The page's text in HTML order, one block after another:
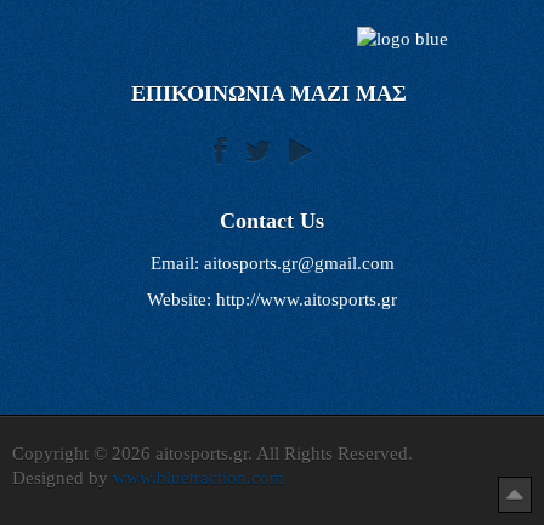
ΕΠΙΚΟΙΝΩΝΙΑ ΜΑΖΙ ΜΑΣ
Contact Us
Email: aitosports.gr@gmail.com
Website: http://www.aitosports.gr
Copyright © 2026 aitosports.gr. All Rights Reserved.
Designed by www.bluetraction.com